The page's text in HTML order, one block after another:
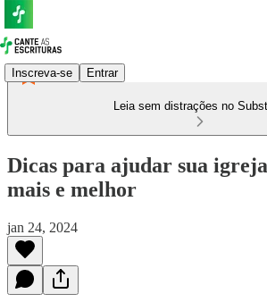
Inscreva-se Entrar
Leia sem distrações no
Dicas para ajudar sua
mais e melhor
jan 24, 2024